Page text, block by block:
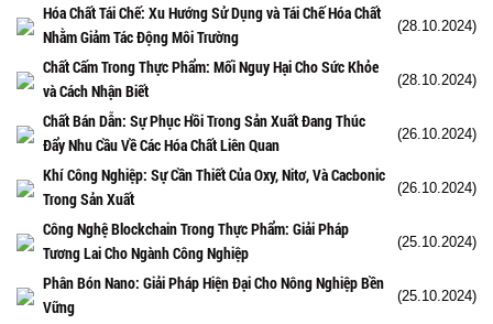
Hóa Chất Tái Chế: Xu Hướng Sử Dụng và Tái Chế Hóa Chất
Nhằm Giảm Tác Động Môi Trường
(28.10.2024)
Chất Cấm Trong Thực Phẩm: Mối Nguy Hại Cho Sức Khỏe
và Cách Nhận Biết
(28.10.2024)
Chất Bán Dẫn: Sự Phục Hồi Trong Sản Xuất Đang Thúc
Đẩy Nhu Cầu Về Các Hóa Chất Liên Quan
(26.10.2024)
Khí Công Nghiệp: Sự Cần Thiết Của Oxy, Nitơ, Và Cacbonic
Trong Sản Xuất
(26.10.2024)
Công Nghệ Blockchain Trong Thực Phẩm: Giải Pháp
Tương Lai Cho Ngành Công Nghiệp
(25.10.2024)
Phân Bón Nano: Giải Pháp Hiện Đại Cho Nông Nghiệp Bền
Vững
(25.10.2024)